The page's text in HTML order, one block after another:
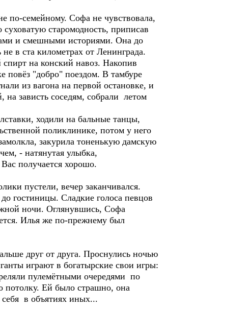
по-семейному. Софа не чувствовала,
старомодность, приписав
и смешными историями. Она до
в ста километрах от Ленинграда.
на конский навоз. Накопив
повёз "добро" поездом. В тамбуре
из вагона на первой остановке, и
на зависть соседям, собрали летом
ходили на бальные танцы,
поликлинике, потом у него
закурила тоненькую дамскую
- натянутая улыбка,
получается хорошо.
пустели, вечер заканчивался.
гостиницы. Сладкие голоса певцов
ночи. Оглянувшись, Софа
Илья же по-прежнему был
друг от друга. Проснулись ночью
играют в богатырские свои игры:
пулемётными очередями по
потолку. Ей было страшно, она
в объятиях иных...